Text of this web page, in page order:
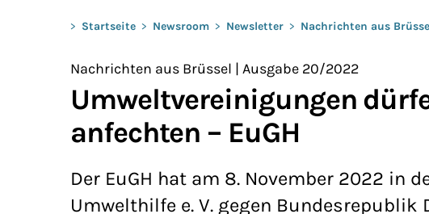
Sie befinden sich hier:
> Startseite > Newsroom > Newsletter > Nachrichten aus
Nachrichten aus Brüssel | Ausgabe 20/2022
Umweltvereinigungen
anfechten – EuGH
Der EuGH hat am 8. November 2022 in
Umwelthilfe e. V. gegen